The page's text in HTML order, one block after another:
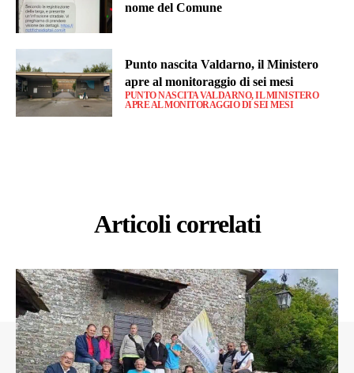
nome del Comune
Punto nascita Valdarno, il Ministero
apre al monitoraggio di sei mesi
PUNTO NASCITA VALDARNO, IL MINISTERO
APRE AL MONITORAGGIO DI SEI MESI
Articoli correlati